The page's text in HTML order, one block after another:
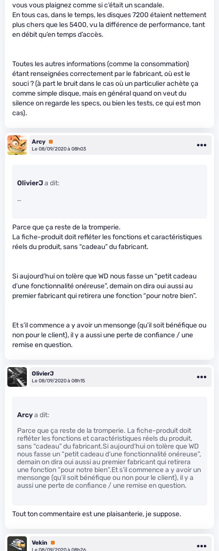
vous vous plaignez comme si c’était un scandale.
En tous cas, dans le temps, les disques 7200 étaient nettement
plus chers que les 5400, vu la différence de performance, tant
en débit qu’en temps d’accès.
Toutes les autres informations (comme la consommation)
étant renseignées correctement par le fabricant, où est le
souci ? (à part le bruit dans le cas où un particulier achète ça
comme simple disque, mais en général quand on veut du
silence on regarde les specs, ou bien les tests, ce qui est mon
cas).
Arcy Premium
Le 08/09/2020 à 08h03
OlivierJa dit:
…
Parce que ça reste de la tromperie.
La fiche-produit doit refléter les fonctions et caractéristiques
réels du produit, sans “cadeau” du fabricant.
Si aujourd’hui on tolère que WD nous fasse un “petit cadeau
d’une fonctionnalité onéreuse”, demain on dira oui aussi au
premier fabricant qui retirera une fonction “pour notre bien”.
Et s’il commence a y avoir un mensonge (qu’il soit bénéfique ou
non pour le client), il y a aussi une perte de confiance / une
remise en question.
OlivierJ
Le 08/09/2020 à 08h15
Arcya dit:
Parce que ça reste de la tromperie. La fiche-produit doit
refléter les fonctions et caractéristiques réels du produit,
sans “cadeau” du fabricant.Si aujourd’hui on tolère que WD
nous fasse un “petit cadeau d’une fonctionnalité onéreuse”,
demain on dira oui aussi au premier fabricant qui retirera
une fonction “pour notre bien”.Et s’il commence a y avoir un
mensonge (qu’il soit bénéfique ou non pour le client), il y a
aussi une perte de confiance / une remise en question.
Tout ton commentaire est une plaisanterie, je suppose.
Vekin
Premium